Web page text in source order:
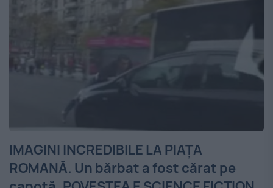
IMAGINI INCREDIBILE LA PIAŢA
ROMANĂ. Un bărbat a fost cărat pe